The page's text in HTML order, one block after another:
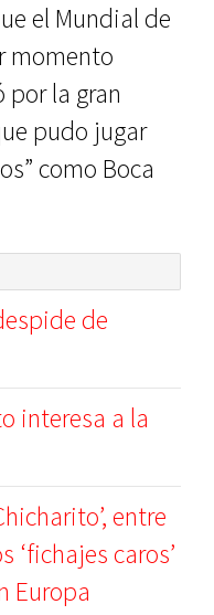
el Mundial de
momento
por la gran
pudo jugar
como Boca
de
interesa a la
entre
‘fichajes caros’
Europa